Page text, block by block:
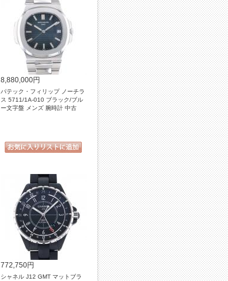
8,880,000円
パテック・フィリップ ノーチラ
ス 5711/1A-010 ブラック/ブル
ー文字盤 メンズ 腕時計 中古
772,750円
シャネル J12 GMT マットブラ